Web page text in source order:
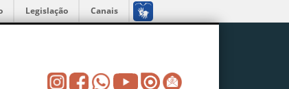
Legislação Canais